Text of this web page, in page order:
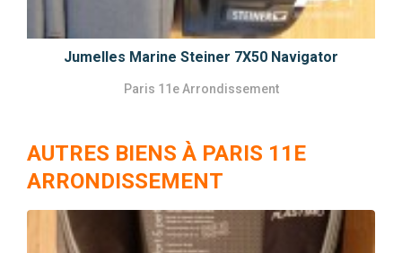
Jumelles Marine Steiner 7X50 Navigator
Paris 11e Arrondissement
AUTRES BIENS À PARIS 11E
ARRONDISSEMENT